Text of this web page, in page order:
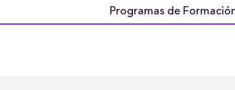
Programas de